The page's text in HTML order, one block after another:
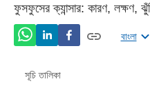
ফুসফুসের ক্যান্সার: কারণ, লক্ষণ,
বাংলা
সূচি তালিকা